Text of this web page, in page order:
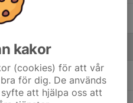
kakor
(cookies) för att vår
för dig. De används
att hjälpa oss att